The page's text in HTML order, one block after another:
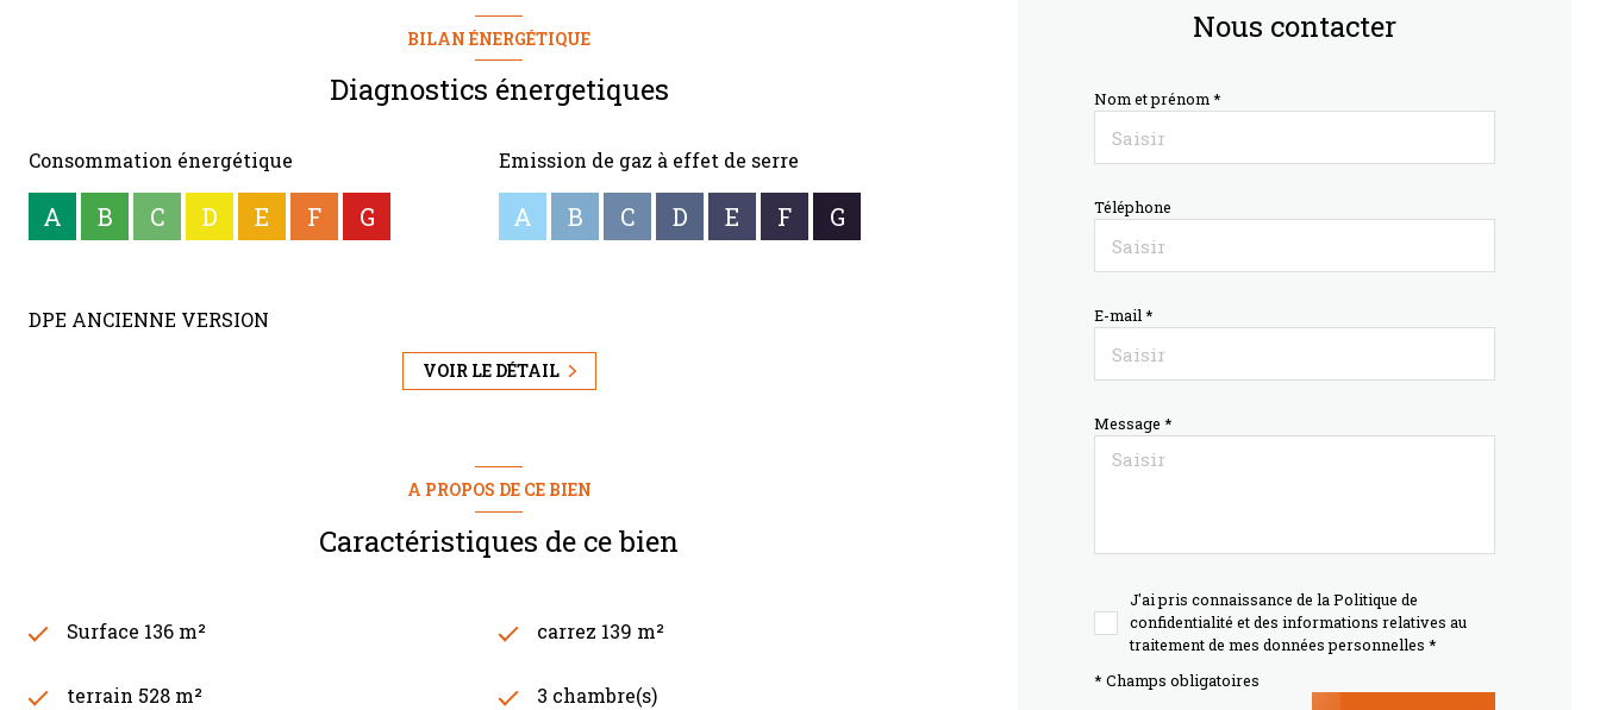
BILAN ÉNERGÉTIQUE
Diagnostics énergetiques
Consommation énergétique
A B C D E F G
Emission de gaz à effet de serre
A B C D E F G
DPE ANCIENNE VERSION
VOIR LE DÉTAIL
A PROPOS DE CE BIEN
Caractéristiques de ce bien
Surface 136 m² carrez 139 m²
terrain 528 m² 3 chambre(s)
Nous contacter
Nom et prénom *
Téléphone
E-mail *
Message *
J'ai pris connaissance de la Politique de
confidentialité et des informations relatives au
traitement de mes données personnelles *
* Champs obligatoires